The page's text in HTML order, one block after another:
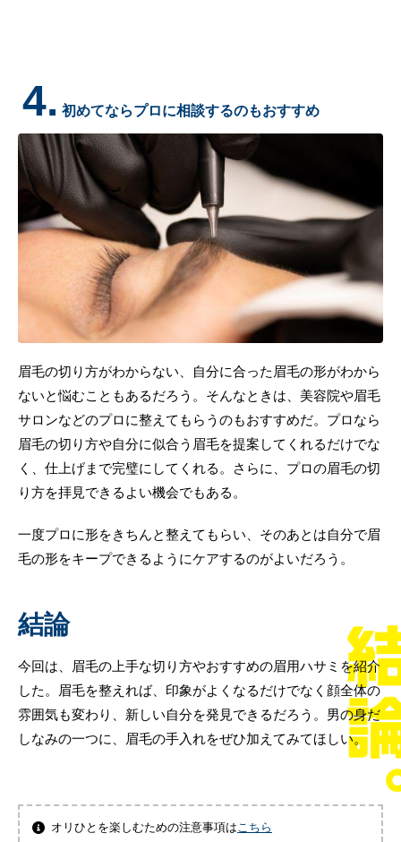
4. 初めてならプロに相談するのもおすすめ
眉毛の切り方がわからない、自分に合った眉毛の形がわから
ないと悩むこともあるだろう。そんなときは、美容院や眉毛
サロンなどのプロに整えてもらうのもおすすめだ。プロなら
眉毛の切り方や自分に似合う眉毛を提案してくれるだけでな
く、仕上げまで完璧にしてくれる。さらに、プロの眉毛の切
り方を拝見できるよい機会でもある。
一度プロに形をきちんと整えてもらい、そのあとは自分で眉
毛の形をキープできるようにケアするのがよいだろう。
結論
今回は、眉毛の上手な切り方やおすすめの眉用ハサミを紹介
した。眉毛を整えれば、印象がよくなるだけでなく顔全体の
雰囲気も変わり、新しい自分を発見できるだろう。男の身だ
しなみの一つに、眉毛の手入れをぜひ加えてみてほしい。
オリひとを楽しむための注意事項は こちら